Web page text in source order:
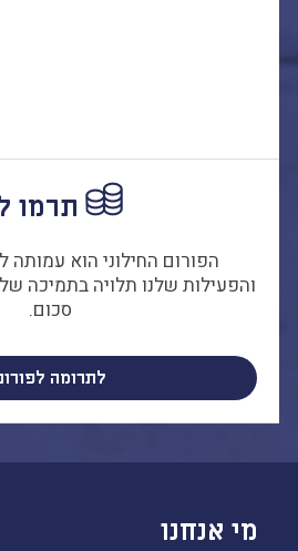
המקומיות
התארגנויות הורים –
משמר הורים וקהילות
חזון החינוך החילוני
תרמו
הפורום החילוני הוא עמותה
והפעילות שלנו תלויה בתמיכה
סכום.
לתרומה
מי אנחנו